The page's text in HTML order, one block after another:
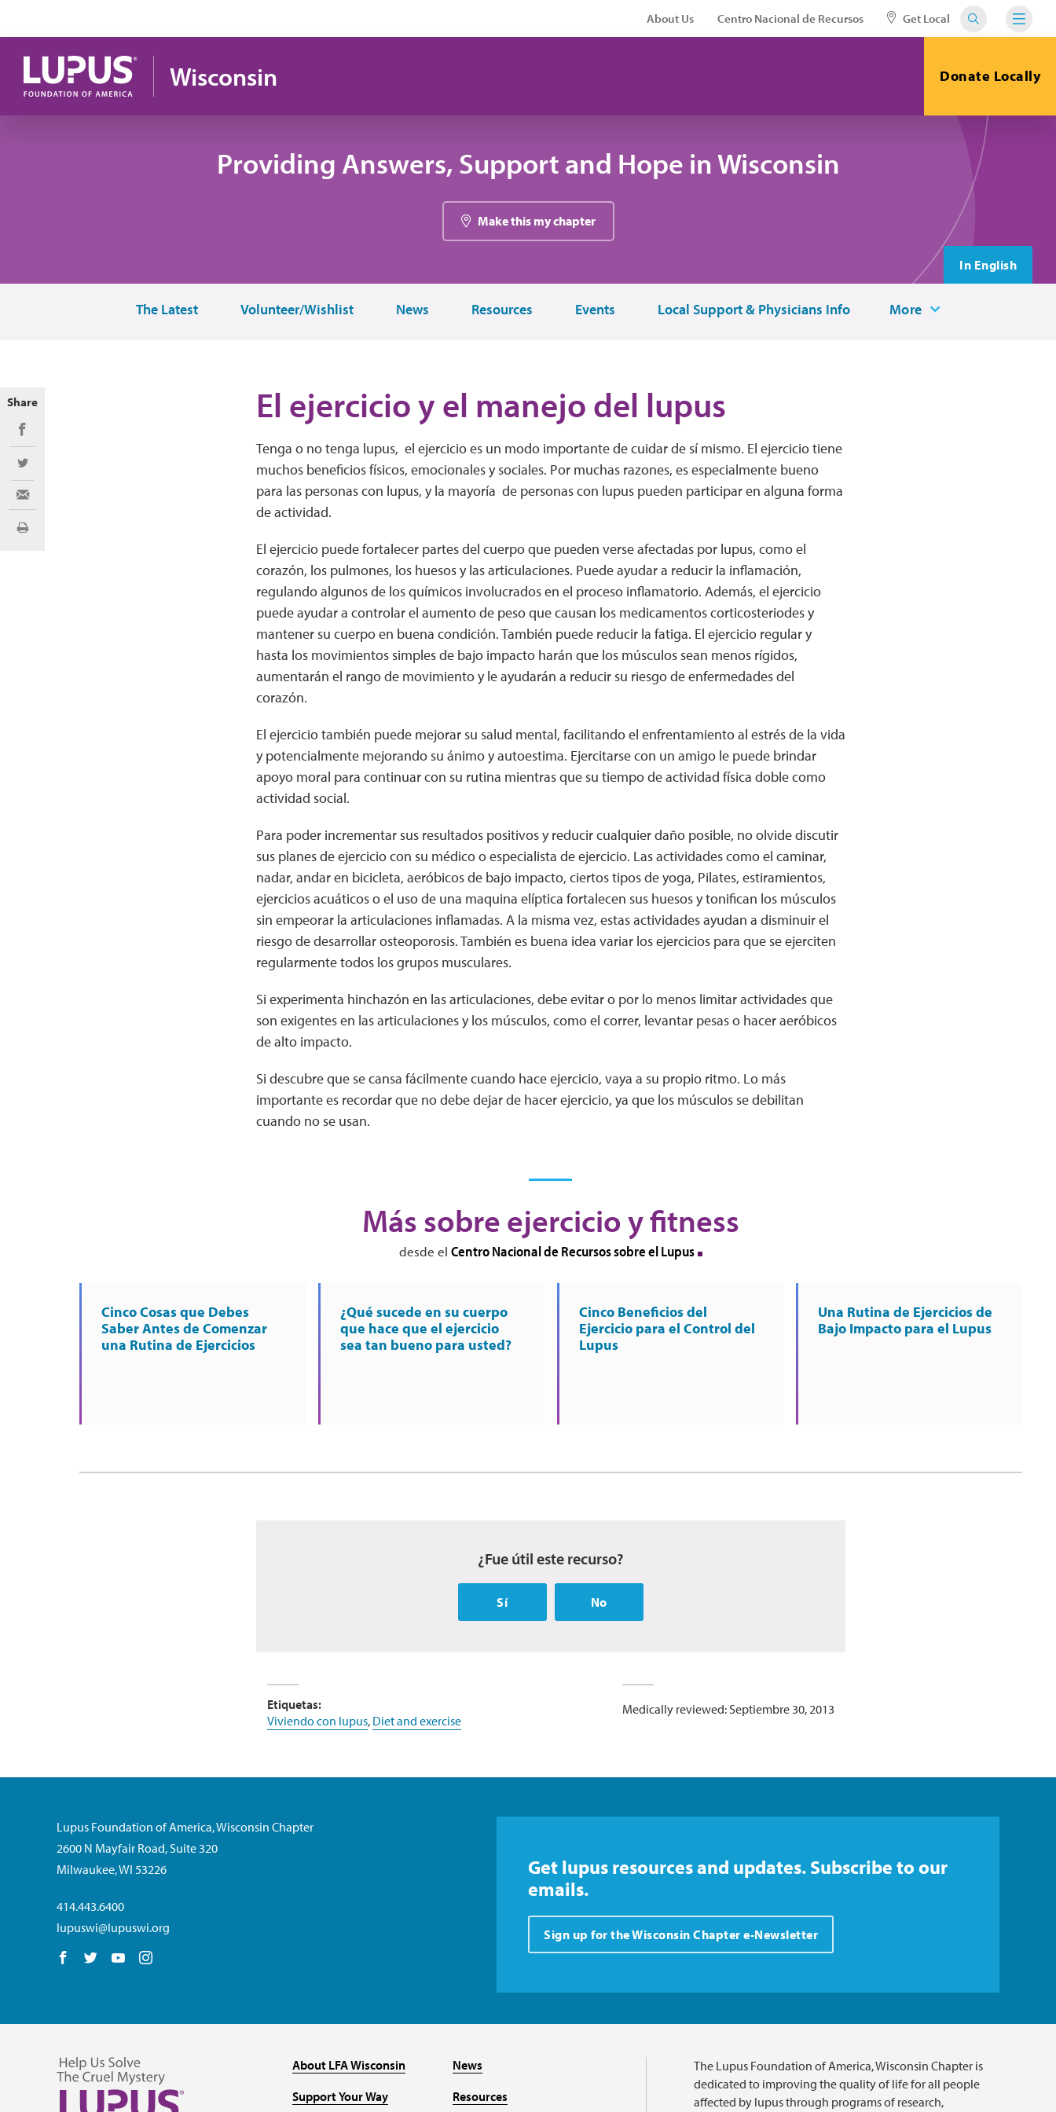
About Us Centro Nacional de Recursos Get Local
Wisconsin Donate Locally
Providing Answers, Support and Hope in Wisconsin
Make this my chapter
In English
The Latest Volunteer/Wishlist News Resources Events Local Support & Physicians Info More
El ejercicio y el manejo del lupus
Tenga o no tenga lupus, el ejercicio es un modo importante de cuidar de sí mismo. El ejercicio tiene
muchos beneficios físicos, emocionales y sociales. Por muchas razones, es especialmente bueno
para las personas con lupus, y la mayoría de personas con lupus pueden participar en alguna forma
de actividad.
El ejercicio puede fortalecer partes del cuerpo que pueden verse afectadas por lupus, como el
corazón, los pulmones, los huesos y las articulaciones. Puede ayudar a reducir la inflamación,
regulando algunos de los químicos involucrados en el proceso inflamatorio. Además, el ejercicio
puede ayudar a controlar el aumento de peso que causan los medicamentos corticosteriodes y
mantener su cuerpo en buena condición. También puede reducir la fatiga. El ejercicio regular y
hasta los movimientos simples de bajo impacto harán que los músculos sean menos rígidos,
aumentarán el rango de movimiento y le ayudarán a reducir su riesgo de enfermedades del
corazón.
El ejercicio también puede mejorar su salud mental, facilitando el enfrentamiento al estrés de la vida
y potencialmente mejorando su ánimo y autoestima. Ejercitarse con un amigo le puede brindar
apoyo moral para continuar con su rutina mientras que su tiempo de actividad física doble como
actividad social.
Para poder incrementar sus resultados positivos y reducir cualquier daño posible, no olvide discutir
sus planes de ejercicio con su médico o especialista de ejercicio. Las actividades como el caminar,
nadar, andar en bicicleta, aeróbicos de bajo impacto, ciertos tipos de yoga, Pilates, estiramientos,
ejercicios acuáticos o el uso de una maquina elíptica fortalecen sus huesos y tonifican los músculos
sin empeorar la articulaciones inflamadas. A la misma vez, estas actividades ayudan a disminuir el
riesgo de desarrollar osteoporosis. También es buena idea variar los ejercicios para que se ejerciten
regularmente todos los grupos musculares.
Si experimenta hinchazón en las articulaciones, debe evitar o por lo menos limitar actividades que
son exigentes en las articulaciones y los músculos, como el correr, levantar pesas o hacer aeróbicos
de alto impacto.
Si descubre que se cansa fácilmente cuando hace ejercicio, vaya a su propio ritmo. Lo más
importante es recordar que no debe dejar de hacer ejercicio, ya que los músculos se debilitan
cuando no se usan.
Más sobre ejercicio y fitness
desde el Centro Nacional de Recursos sobre el Lupus
Cinco Cosas que Debes
Saber Antes de Comenzar
una Rutina de Ejercicios
¿Qué sucede en su cuerpo
que hace que el ejercicio
sea tan bueno para usted?
Cinco Beneficios del
Ejercicio para el Control del
Lupus
Una Rutina de Ejercicios de
Bajo Impacto para el Lupus
¿Fue útil este recurso?
Sí No
Etiquetas:
Viviendo con lupus, Diet and exercise
Medically reviewed: Septiembre 30, 2013
Share
Share on Facebook
Share on Twitter
Share via Email
Imprimir
Lupus Foundation of America, Wisconsin Chapter
2600 N Mayfair Road, Suite 320
Milwaukee, WI 53226
414.443.6400
lupuswi@lupuswi.org
Follow us on Facebook
Follow us on Twitter
Follow us on YouTube
Get lupus resources and updates. Subscribe to our
emails.
Sign up for the Wisconsin Chapter e-Newsletter
About LFA Wisconsin
Support Your Way
News
Resources
The Lupus Foundation of America, Wisconsin Chapter is
dedicated to improving the quality of life for all people
affected by lupus through programs of research,